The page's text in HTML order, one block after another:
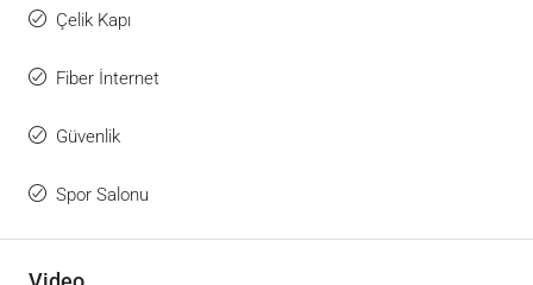
Çelik Kapı
Fiber İnternet
Güvenlik
Spor Salonu